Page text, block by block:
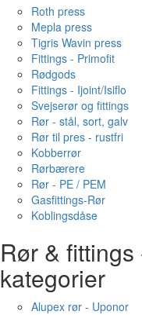
Roth press
Mepla press
Tigris Wavin press
Fittings - Primofit
Rødgods
Fittings - Ijoint/Isiflo
Svejserør og fittings
Rør - stål, sort, galv
Rør til pres - rustfri
Kobberrør
Rørbærere
Rør - PE / PEM
Gasfittings-Rør
Koblingsdåse
Rør & fittings
kategorier
Alupex rør - Uponor